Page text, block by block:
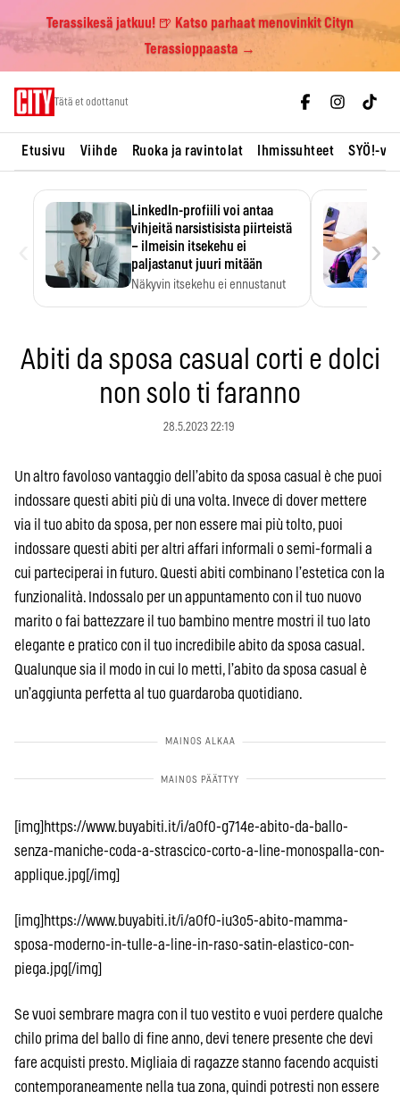
Terassikesä jatkuu! 🍺 Katso parhaat menovinkit Cityn
Terassioppaasta →
Tätä et odottanut
Etusivu Viihde Ruoka ja ravintolat Ihmissuhteet SYÖ!-
LinkedIn-profiili voi antaa
vihjeitä narsistisista piirteistä
– ilmeisin itsekehu ei
paljastanut juuri mitään
Näkyvin itsekehu ei ennustanut
›
Abiti da sposa casual corti e dolci
non solo ti faranno
28.5.2023 22:19
Un altro favoloso vantaggio dell’abito da sposa casual è che puoi
indossare questi abiti più di una volta. Invece di dover mettere
via il tuo abito da sposa, per non essere mai più tolto, puoi
indossare questi abiti per altri affari informali o semi-formali a
cui parteciperai in futuro. Questi abiti combinano l’estetica con la
funzionalità. Indossalo per un appuntamento con il tuo nuovo
marito o fai battezzare il tuo bambino mentre mostri il tuo lato
elegante e pratico con il tuo incredibile abito da sposa casual.
Qualunque sia il modo in cui lo metti, l’abito da sposa casual è
un’aggiunta perfetta al tuo guardaroba quotidiano.
[img]https://www.buyabiti.it/i/a0f0-g714e-abito-da-ballo-
senza-maniche-coda-a-strascico-corto-a-line-monospalla-con-
applique.jpg[/img]
[img]https://www.buyabiti.it/i/a0f0-iu3o5-abito-mamma-
sposa-moderno-in-tulle-a-line-in-raso-satin-elastico-con-
piega.jpg[/img]
Se vuoi sembrare magra con il tuo vestito e vuoi perdere qualche
chilo prima del ballo di fine anno, devi tenere presente che devi
fare acquisti presto. Migliaia di ragazze stanno facendo acquisti
contemporaneamente nella tua zona, quindi potresti non essere